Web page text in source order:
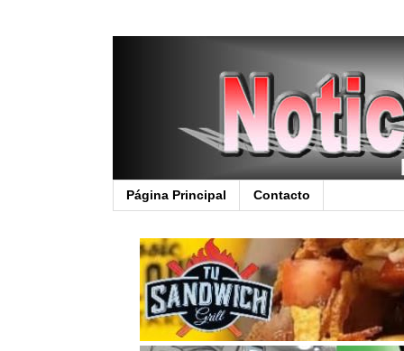
Página Principal Contacto